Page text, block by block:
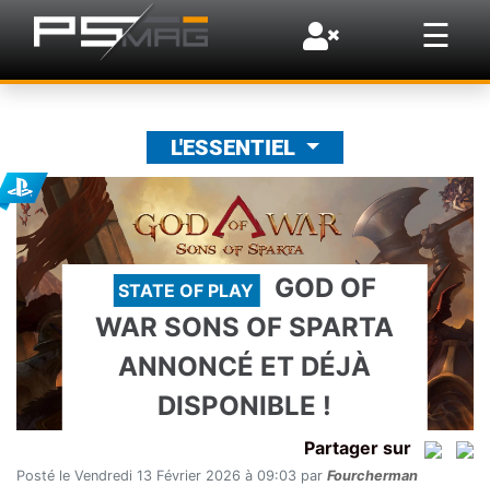
☰
×
L'ESSENTIEL
STATE OF PLAY
GOD OF
WAR SONS OF SPARTA
ANNONCÉ ET DÉJÀ
DISPONIBLE !
Partager sur
Posté le Vendredi 13 Février 2026 à 09:03 par Fourcherman